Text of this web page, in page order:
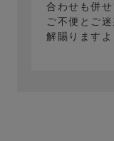
合わせも併せ
ご不便とご
解賜ります